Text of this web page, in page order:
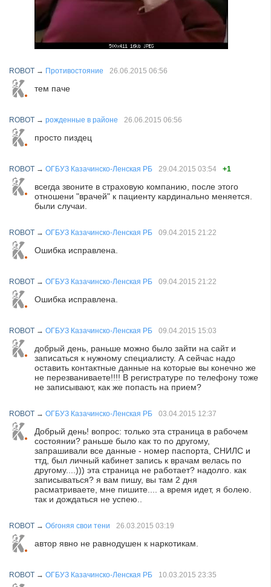
ROBOT → Противостояние 26.06.2015 06:56
тем паче
ROBOT → рожденные в районе 26.06.2015 06:56
просто пиздец
ROBOT → ОГБУЗ Казачинско-Ленская РБ 29.04.2015 03:54 +1
всегда звоните в страховую компанию, после этого
отношени "врачей" к пациенту кардинально меняется.
были случаи.
ROBOT → ОГБУЗ Казачинско-Ленская РБ 09.04.2015 21:22
Ошибка исправлена.
ROBOT → ОГБУЗ Казачинско-Ленская РБ 09.04.2015 21:22
Ошибка исправлена.
ROBOT → ОГБУЗ Казачинско-Ленская РБ 09.04.2015 15:03
добрый день, раньше можно было зайти на сайт и
записаться к нужному специалисту. А сейчас надо
оставить контактные данные на которые вы конечно же
не перезваниваете!!!! В регистратуре по телефону тоже
не записывают, как же попасть на прием?
ROBOT → ОГБУЗ Казачинско-Ленская РБ 03.04.2015 12:37
Добрый день! вопрос: только эта страница в рабочем
состоянии? раньше было как то по другому,
запрашивали все данные - номер паспорта, СНИЛС и
ттд, был личный кабинет запись к врачам велась по
другому....))) эта страница не работает? надолго. как
записываться? я вам пишу, вы там 2 дня
расматриваете, мне пишите.... а время идет, я болею.
так и дождаться не успею..
ROBOT → Обгоняя свои тени 26.03.2015 03:19
автор явно не равнодушен к наркотикам.
ROBOT → ОГБУЗ Казачинско-Ленская РБ 10.03.2015 23:35